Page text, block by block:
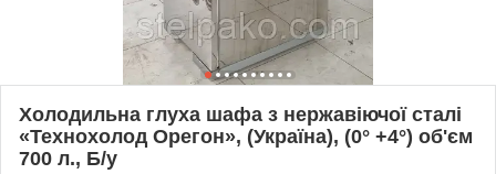
Холодильна глуха шафа з нержавіючої сталі
«Технохолод Орегон», (Україна), (0° +4°) об'єм
700 л., Б/у